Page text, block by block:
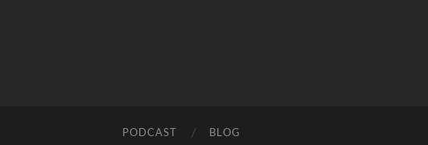
PODCAST BLOG